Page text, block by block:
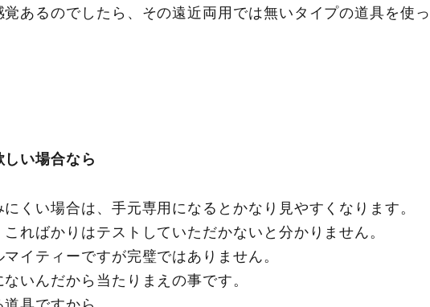
あるのでしたら、その遠近両用では無いタイプの道具を使っ
い場合なら
くい場合は、手元専用になるとかなり見やすくなります。
ればかりはテストしていただかないと分かりません。
イティーですが完璧ではありません。
いんだから当たりまえの事です。